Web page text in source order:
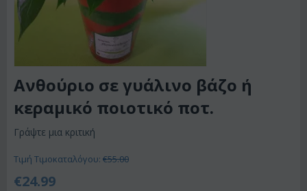
Ανθούριο σε γυάλινο βάζο ή
κεραμικό ποιοτικό ποτ.
Γράψτε μια κριτική
Τιμή Τιμοκαταλόγου: €55.00
€24.99